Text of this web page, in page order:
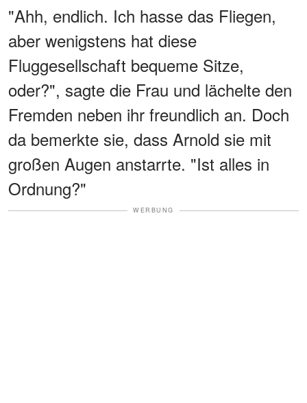
"Ahh, endlich. Ich hasse das Fliegen,
aber wenigstens hat diese
Fluggesellschaft bequeme Sitze,
oder?", sagte die Frau und lächelte den
Fremden neben ihr freundlich an. Doch
da bemerkte sie, dass Arnold sie mit
großen Augen anstarrte. "Ist alles in
Ordnung?"
WERBUNG